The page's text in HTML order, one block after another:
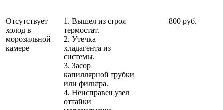
Отсутствует
холод в
морозильной
камере
1. Вышел из строя
термостат.
2. Утечка
хладагента из
системы.
3. Засор
капиллярной трубки
или фильтра.
4. Неисправен узел
оттайки
800 руб.